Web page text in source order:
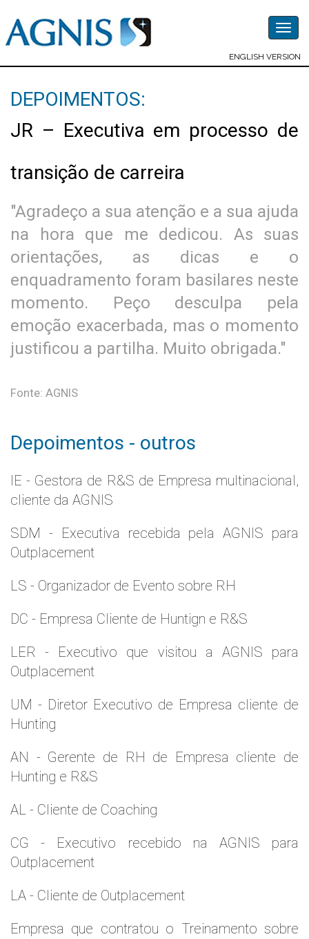
ENGLISH VERSION
DEPOIMENTOS:
JR – Executiva em processo de
transição de carreira
"Agradeço a sua atenção e a sua ajuda
na hora que me dedicou. As suas
orientações, as dicas e o
enquadramento foram basilares neste
momento. Peço desculpa pela
emoção exacerbada, mas o momento
justificou a partilha. Muito obrigada."
Fonte: AGNIS
Depoimentos - outros
IE - Gestora de R&S de Empresa multinacional,
cliente da AGNIS
SDM - Executiva recebida pela AGNIS para
Outplacement
LS - Organizador de Evento sobre RH
DC - Empresa Cliente de Huntign e R&S
LER - Executivo que visitou a AGNIS para
Outplacement
UM - Diretor Executivo de Empresa cliente de
Hunting
AN - Gerente de RH de Empresa cliente de
Hunting e R&S
AL - Cliente de Coaching
CG - Executivo recebido na AGNIS para
Outplacement
LA - Cliente de Outplacement
Empresa que contratou o Treinamento sobre